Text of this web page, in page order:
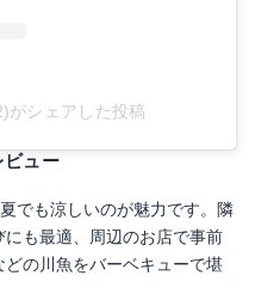
シェアした投稿
ビュー
でも涼しいのが魅力です。隣
も最適、周辺のお店で事前
の川魚をバーベキューで堪